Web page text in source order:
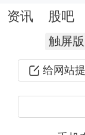
一是可持
是增长的质
可持续方
20%的业
持20%的
资讯 股吧
触屏版
给网站